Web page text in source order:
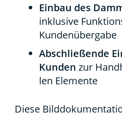
Ein­bau des
inklu­si­ve
Kun­den­über­ga­be
Abschlie­ßen­de
Kun­den zur
len Ele­men­te
Die­se